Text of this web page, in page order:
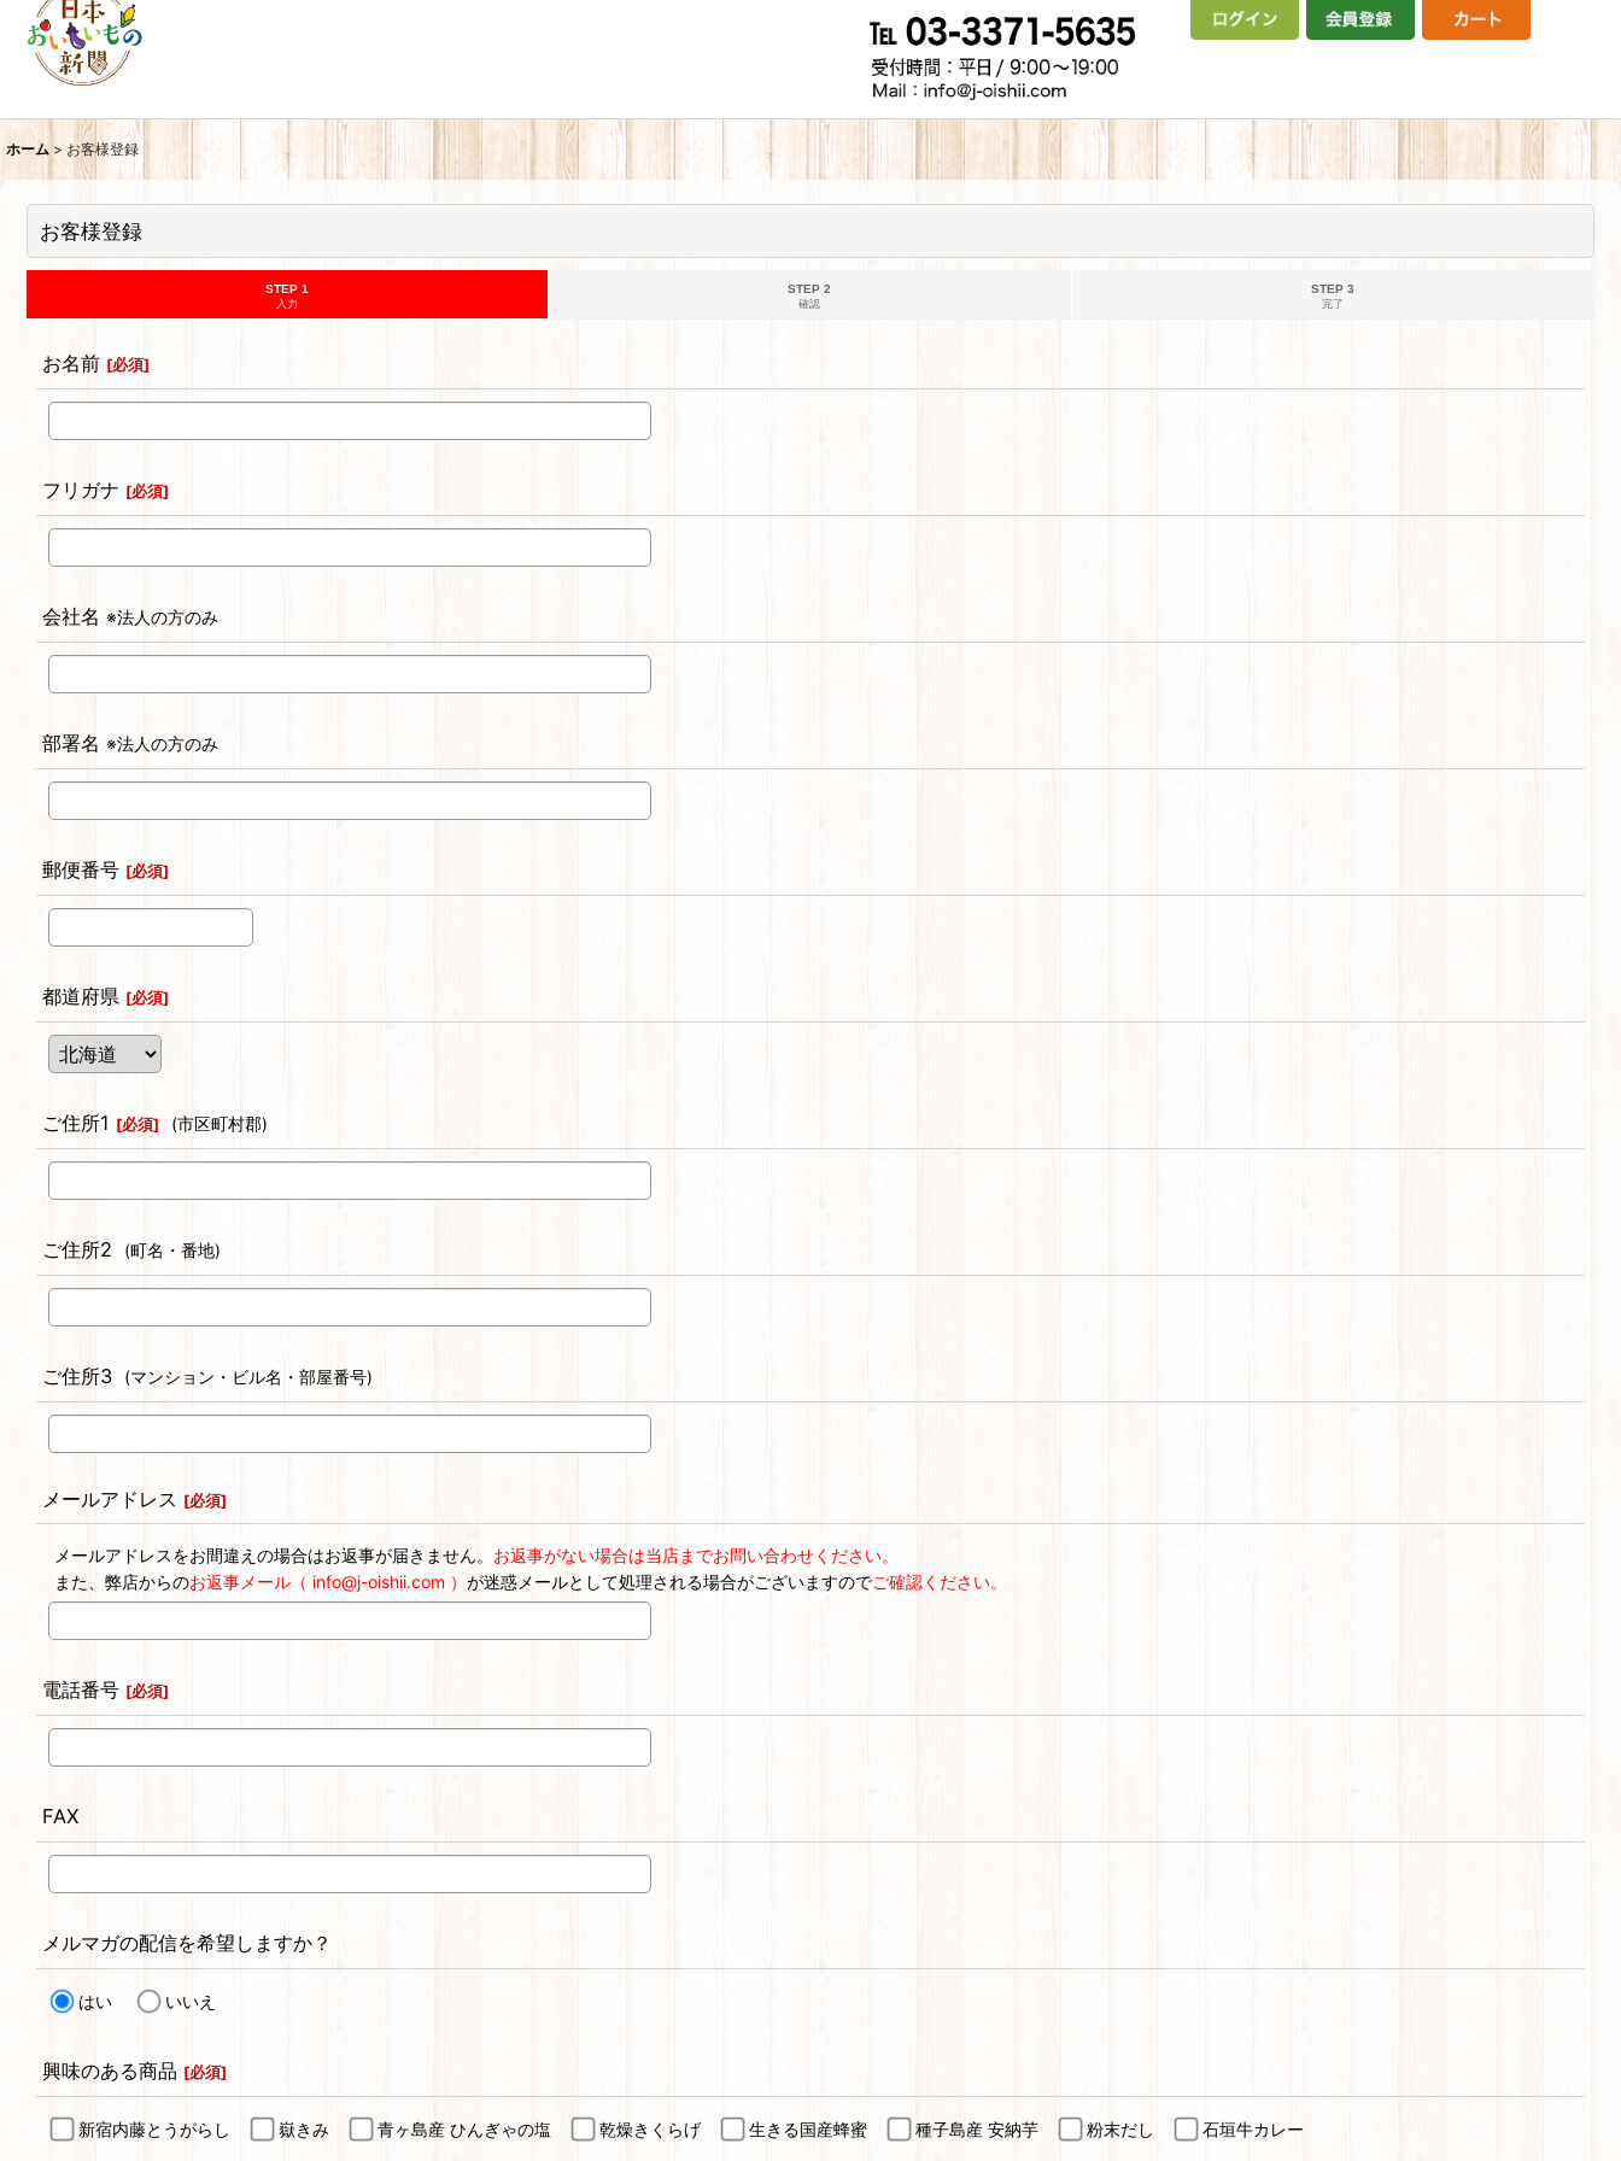
ホーム > お客様登録
お客様登録
STEP 1
入力
STEP 2
確認
STEP 3
完了
お名前 [必須]
フリガナ [必須]
会社名 ※法人の方のみ
部署名 ※法人の方のみ
郵便番号 [必須]
都道府県 [必須]
ご住所1 [必須] (市区町村郡)
ご住所2 (町名・番地)
ご住所3 (マンション・ビル名・部屋番号)
メールアドレス [必須]
メールアドレスをお間違えの場合はお返事が届きません。 お返事がない場合は当店までお問い合わせください。
また、弊店からのお返事メール（ info@j-oishii.com ） が迷惑メールとして処理される場合がございますのでご確認ください。
電話番号 [必須]
FAX
メルマガの配信を希望しますか？
はい いいえ
興味のある商品 [必須]
新宿内藤とうがらし 嶽きみ 青ヶ島産 ひんぎゃの塩 乾燥きくらげ 生きる国産蜂蜜 種子島産 安納芋 粉末だし 石垣牛カレー